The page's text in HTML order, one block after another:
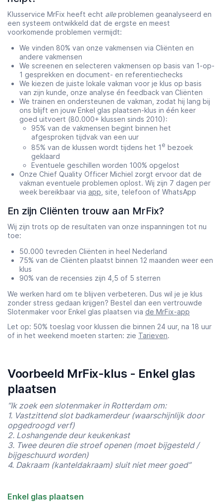
Klusservice MrFix heeft echt alleproblemen geanalyseerd en
een systeem ontwikkeld dat de ergste en meest
voorkomende problemen vermijdt:
We vinden 80% van onze vakmensen via Cliënten en
andere vakmensen
We screenen en selecteren vakmensen op basis van 1-op-
1 gesprekken en document- en referentiechecks
We kiezen de juiste lokale vakman voor je klus op basis
van zijn kunde, onze analyse én feedback van Cliënten
We trainen en ondersteunen de vakman, zodat hij lang bij
ons blijft en jouw Enkel glas plaatsen-klus in één keer
goed uitvoert (80.000+ klussen sinds 2010):
95% van de vakmensen begint binnen het
afgesproken tijdvak van een uur
85% van de klussen wordt tijdens het 1 e bezoek
geklaard
Eventuele geschillen worden 100% opgelost
Onze Chief Quality Officer Michiel zorgt ervoor dat de
vakman eventuele problemen oplost. Wij zijn 7 dagen per
week bereikbaar via app , site, telefoon of WhatsApp
En zijn Cliënten trouw aan MrFix?
Wij zijn trots op de resultaten van onze inspanningen tot nu
toe:
50.000 tevreden Cliënten in heel Nederland
75% van de Cliënten plaatst binnen 12 maanden weer een
klus
90% van de recensies zijn 4,5 of 5 sterren
We werken hard om te blijven verbeteren. Dus wil je je klus
zonder stress gedaan krijgen? Bestel dan een vertrouwde
Slotenmaker voor Enkel glas plaatsen via de MrFix-app
Let op: 50% toeslag voor klussen die binnen 24 uur, na 18 uur
of in het weekend moeten starten: zie Tarieven.
Voorbeeld MrFix-klus - Enkel glas
plaatsen
“Ik zoek een slotenmaker in Rotterdam om:
1. Vastzittend slot badkamerdeur (waarschijnlijk door
opgedroogd verf)
2. Loshangende deur keukenkast
3. Twee deuren die stroef openen (moet bijgesteld /
bijgeschuurd worden)
4. Dakraam (kanteldakraam) sluit niet meer goed”
Enkel glas plaatsen